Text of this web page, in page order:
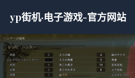
yp街机·电子游戏-官方网站